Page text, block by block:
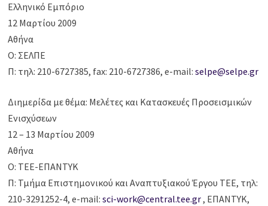
Ελληνικό Εμπόριο
12 Μαρτίου 2009
Αθήνα
Ο: ΣΕΛΠΕ
Π: τηλ: 210-6727385, fax: 210-6727386, e-mail:selpe@selpe.gr
Διημερίδα με θέμα: Μελέτες και Κατασκευές Προσεισμικών
Ενισχύσεων
12 – 13 Μαρτίου 2009
Αθήνα
Ο: ΤΕΕ-ΕΠΑΝΤΥΚ
Π: Τμήμα Επιστημονικού και Αναπτυξιακού Έργου ΤΕΕ, τηλ:
210-3291252-4, e-mail:sci-work@central.tee.gr, ΕΠΑΝΤΥΚ,